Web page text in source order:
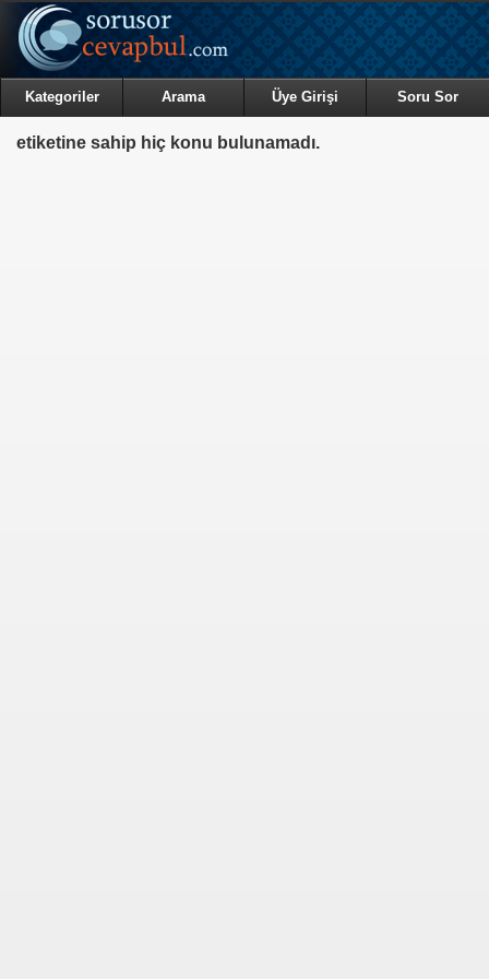
Kategoriler Arama Üye Girişi Soru Sor
etiketine sahip hiç konu bulunamadı.